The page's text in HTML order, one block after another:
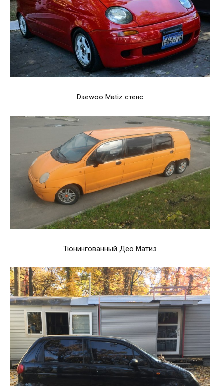
Daewoo Matiz стенс
Тюнингованный Део Матиз